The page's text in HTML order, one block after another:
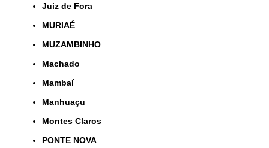
Juiz de Fora
MURIAÉ
MUZAMBINHO
Machado
Mambaí
Manhuaçu
Montes Claros
PONTE NOVA